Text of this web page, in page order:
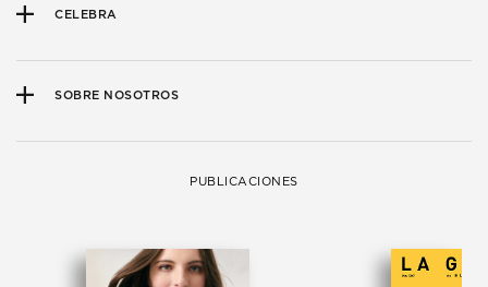
CELEBRA
SOBRE NOSOTROS
PUBLICACIONES